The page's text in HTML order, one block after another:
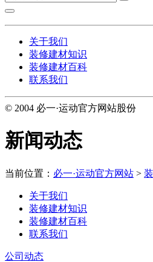
关于我们
装修建材知识
装修建材百科
联系我们
© 2004 必一·运动官方网站股份
新闻动态
当前位置： 必一·运动官方网站 >
关于我们
装修建材知识
装修建材百科
联系我们
公司动态